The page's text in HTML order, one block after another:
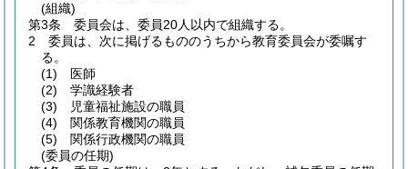
(組織)
第3条
委員会は、委員20人以内で組織する。
2
委員は、次に掲げるもののうちから教育委員会が委嘱す
る。
(1)
医師
(2)
学識経験者
(3)
児童福祉施設の職員
(4)
関係教育機関の職員
(5)
関係行政機関の職員
(委員の任期)